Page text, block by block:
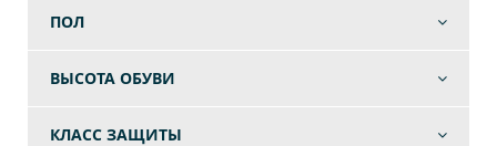
ПОЛ
ВЫСОТА ОБУВИ
КЛАСС ЗАЩИТЫ